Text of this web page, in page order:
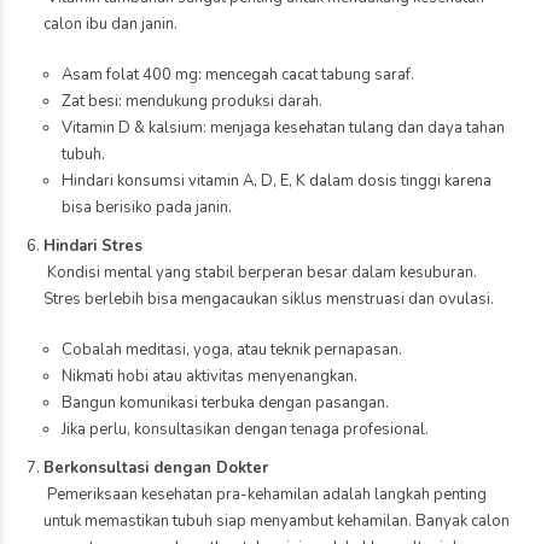
calon ibu dan janin.
Asam folat 400 mg: mencegah cacat tabung saraf.
Zat besi: mendukung produksi darah.
Vitamin D & kalsium: menjaga kesehatan tulang dan daya tahan
tubuh.
Hindari konsumsi vitamin A, D, E, K dalam dosis tinggi karena
bisa berisiko pada janin.
Hindari Stres
Kondisi mental yang stabil berperan besar dalam kesuburan.
Stres berlebih bisa mengacaukan siklus menstruasi dan ovulasi.
Cobalah meditasi, yoga, atau teknik pernapasan.
Nikmati hobi atau aktivitas menyenangkan.
Bangun komunikasi terbuka dengan pasangan.
Jika perlu, konsultasikan dengan tenaga profesional.
Berkonsultasi dengan Dokter
Pemeriksaan kesehatan pra-kehamilan adalah langkah penting
untuk memastikan tubuh siap menyambut kehamilan. Banyak calon